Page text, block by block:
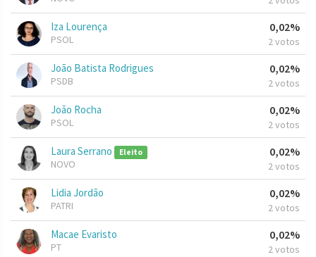
Iza Lourença
PSOL
0,02%
2 votos
João Batista Rodrigues
PSDB
0,02%
2 votos
João Rocha
PSOL
0,02%
2 votos
Laura Serrano Eleito
NOVO
0,02%
2 votos
Lidia Jordão
PATRI
0,02%
2 votos
Macae Evaristo
PT
0,02%
2 votos